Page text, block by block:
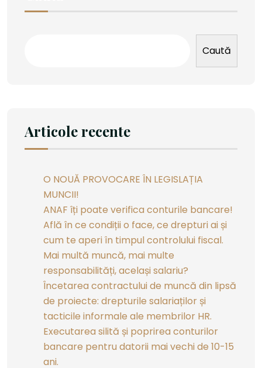
Caută
Articole recente
O NOUĂ PROVOCARE ÎN LEGISLAȚIA
MUNCII!
ANAF îți poate verifica conturile bancare!
Află în ce condiții o face, ce drepturi ai și
cum te aperi în timpul controlului fiscal.
Mai multă muncă, mai multe
responsabilități, același salariu?
Încetarea contractului de muncă din lipsă
de proiecte: drepturile salariaților și
tacticile informale ale membrilor HR.
Executarea silită și poprirea conturilor
bancare pentru datorii mai vechi de 10-15
ani.